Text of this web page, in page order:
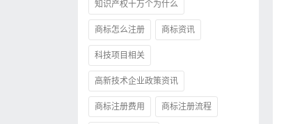
知识产权十万个为什么
商标怎么注册 商标资讯
科技项目相关
高新技术企业政策资讯
商标注册费用 商标注册流程